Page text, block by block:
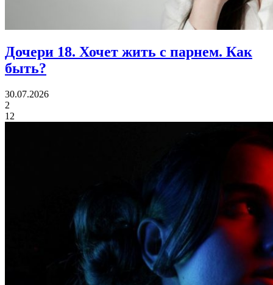
Дочери 18. Хочет жить с парнем. Как
быть?
30.07.2026
2
12